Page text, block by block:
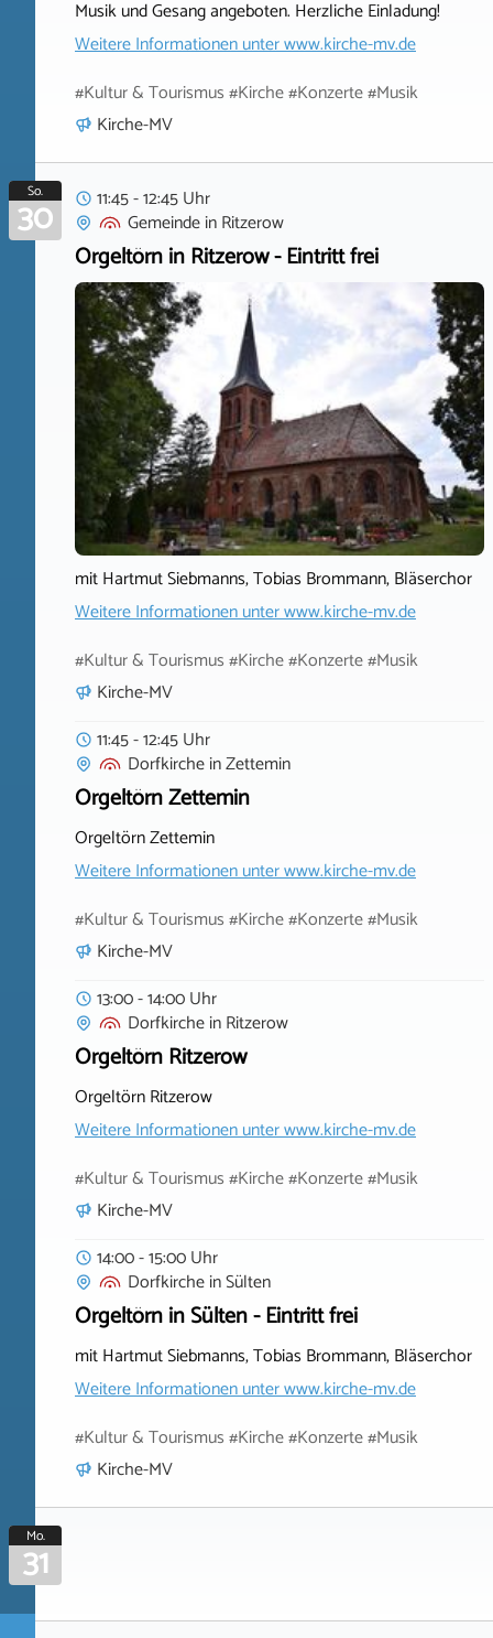
Musik und Gesang angeboten. Herzliche Einladung!
Weitere Informationen unterwww.kirche-mv.de
#Kultur & Tourismus #Kirche #Konzerte #Musik
Kirche-MV
So.
30
11:45 - 12:45 Uhr
GemeindeinRitzerow
Orgeltörn in Ritzerow - Eintritt frei
mit Hartmut Siebmanns, Tobias Brommann, Bläserchor
Weitere Informationen unterwww.kirche-mv.de
#Kultur & Tourismus #Kirche #Konzerte #Musik
Kirche-MV
11:45 - 12:45 Uhr
DorfkircheinZettemin
Orgeltörn Zettemin
Orgeltörn Zettemin
Weitere Informationen unterwww.kirche-mv.de
#Kultur & Tourismus #Kirche #Konzerte #Musik
Kirche-MV
13:00 - 14:00 Uhr
DorfkircheinRitzerow
Orgeltörn Ritzerow
Orgeltörn Ritzerow
Weitere Informationen unterwww.kirche-mv.de
#Kultur & Tourismus #Kirche #Konzerte #Musik
Kirche-MV
14:00 - 15:00 Uhr
DorfkircheinSülten
Orgeltörn in Sülten - Eintritt frei
mit Hartmut Siebmanns, Tobias Brommann, Bläserchor
Weitere Informationen unterwww.kirche-mv.de
#Kultur & Tourismus #Kirche #Konzerte #Musik
Kirche-MV
Mo.
31